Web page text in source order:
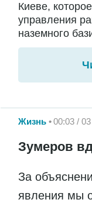
Киеве,
управления
наземного
Жизнь 00:03 /
Зумеров
За
явления мы